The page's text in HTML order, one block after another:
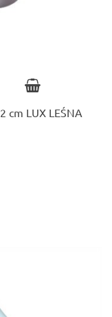
cm LUX LEŚNA